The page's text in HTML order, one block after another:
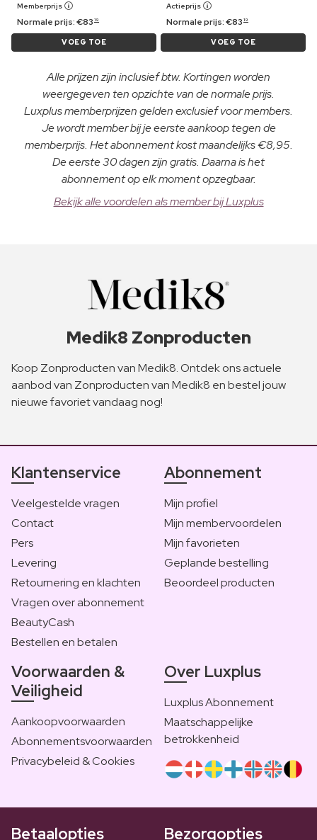
Memberprijs
Normale prijs:€83 19
VOEG TOE
Actieprijs
Normale prijs:€83 19
VOEG TOE
Alle prijzen zijn inclusief btw. Kortingen worden
weergegeven ten opzichte van de normale prijs.
Luxplus memberprijzen gelden exclusief voor members.
Je wordt member bij je eerste aankoop tegen de
memberprijs. Het abonnement kost maandelijks €8,95.
De eerste 30 dagen zijn gratis. Daarna is het
abonnement op elk moment opzegbaar.
Bekijk alle voordelen als member bij Luxplus
Medik8 Zonproducten
Koop Zonproducten van Medik8. Ontdek ons actuele
aanbod van Zonproducten van Medik8 en bestel jouw
nieuwe favoriet vandaag nog!
Klantenservice
Veelgestelde vragen
Contact
Pers
Levering
Retournering en klachten
Vragen over abonnement
BeautyCash
Bestellen en betalen
Abonnement
Mijn profiel
Mijn membervoordelen
Mijn favorieten
Geplande bestelling
Beoordeel producten
Voorwaarden &
Veiligheid
Aankoopvoorwaarden
Abonnementsvoorwaarden
Privacybeleid & Cookies
Over Luxplus
Luxplus Abonnement
Maatschappelijke
betrokkenheid
Betaalopties Bezorgopties